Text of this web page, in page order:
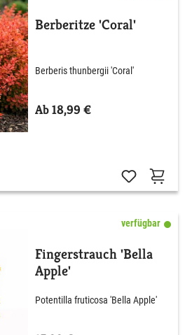
Berberitze 'Coral'
Berberis thunbergii 'Coral'
Ab 18,99 €
verfügbar
Fingerstrauch 'Bella
Apple'
Potentilla fruticosa 'Bella Apple'